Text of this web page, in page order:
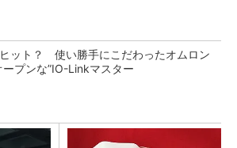
ット？ 使い勝手にこだわったオムロン
ープンな”IO-Linkマスター